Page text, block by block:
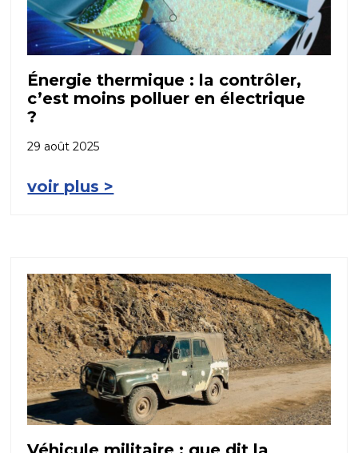
Énergie thermique : la contrôler,
c’est moins polluer en électrique
?
29 août 2025
voir plus >